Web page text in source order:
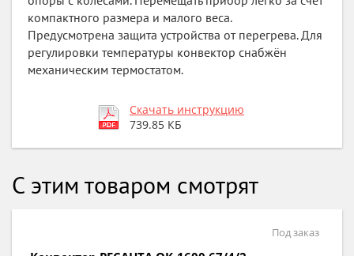
компактного размера и малого веса.
Предусмотрена защита устройства от перегрева. Для
регулировки температуры конвектор снабжён
механическим термостатом.
Скачать инструкцию
739.85 КБ
С этим товаром смотрят
Под заказ